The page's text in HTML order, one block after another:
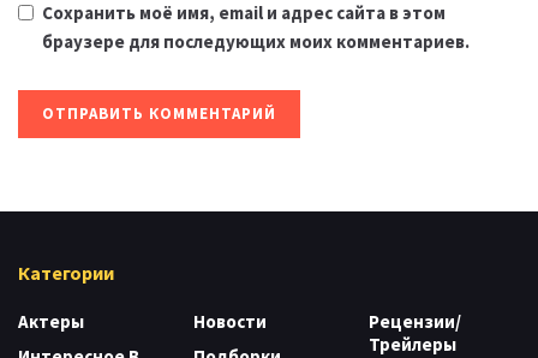
Сохранить моё имя, email и адрес сайта в этом
браузере для последующих моих комментариев.
Категории
Актеры
Новости
Рецензии/
Трейлеры